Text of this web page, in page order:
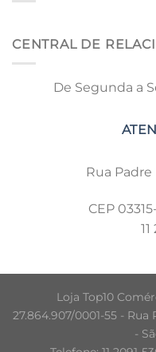
CENTRAL DE
De Segunda a
Rua
CEP
Loja Top10
27.864.907/0001-55 -
-